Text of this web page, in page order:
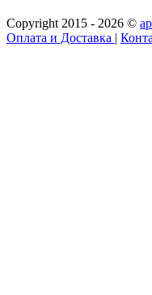
Copyright 2015 - 2026 ©
Оплата и Доставка |